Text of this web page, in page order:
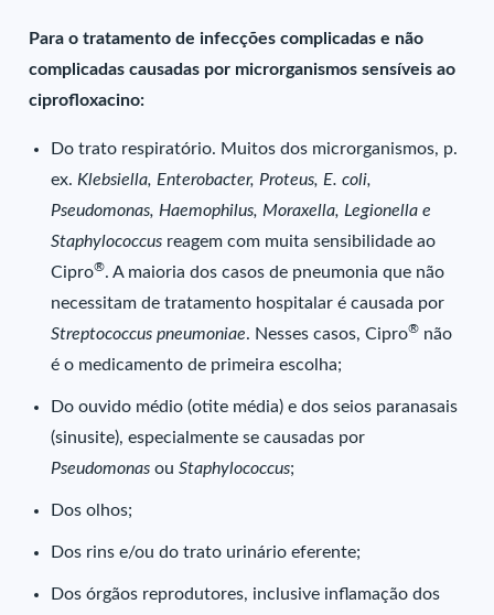
Para o tratamento de infecções complicadas e não
complicadas causadas por microrganismos sensíveis ao
ciprofloxacino:
Do trato respiratório. Muitos dos microrganismos, p.
ex. Klebsiella, Enterobacter, Proteus, E. coli,
Pseudomonas, Haemophilus, Moraxella, Legionella e
Staphylococcus reagem com muita sensibilidade ao
Cipro®. A maioria dos casos de pneumonia que não
necessitam de tratamento hospitalar é causada por
Streptococcus pneumoniae. Nesses casos, Cipro® não
é o medicamento de primeira escolha;
Do ouvido médio (otite média) e dos seios paranasais
(sinusite), especialmente se causadas por
Pseudomonas ouStaphylococcus;
Dos olhos;
Dos rins e/ou do trato urinário eferente;
Dos órgãos reprodutores, inclusive inflamação dos